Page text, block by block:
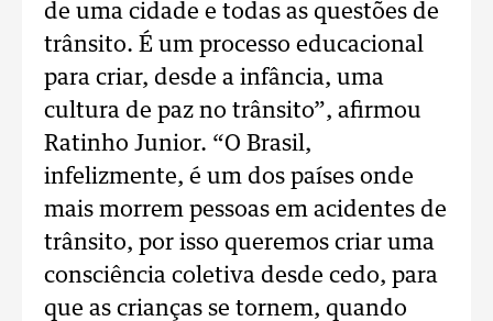
de uma cidade e todas as questões de
trânsito. É um processo educacional
para criar, desde a infância, uma
cultura de paz no trânsito”, afirmou
Ratinho Junior. “O Brasil,
infelizmente, é um dos países onde
mais morrem pessoas em acidentes de
trânsito, por isso queremos criar uma
consciência coletiva desde cedo, para
que as crianças se tornem, quando